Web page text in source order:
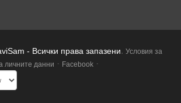
- Всички права запазени. Условия за
личните данни · Facebook ·